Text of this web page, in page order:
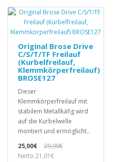
Original Brose Drive
C/S/T/TF Freilauf
(Kurbelfreilauf,
Klemmkörperfreilauf)
BROSE127
Dieser
Klemmkörperfreilauf mit
stabilem Metallkäfig wird
auf die Kurbelwelle
montiert und ermöglicht..
25,00€
29,90€
Netto 21,01€